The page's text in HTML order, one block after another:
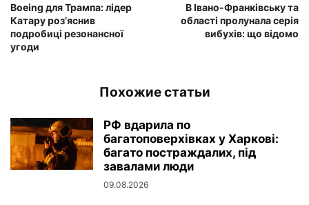
Boeing для Трампа: лідер
Катару роз’яснив
подробиці резонансної
угоди
В Івано-Франківську та
області пролунала серія
вибухів: що відомо
Похожие статьи
РФ вдарила по
багатоповерхівках у Харкові:
багато постраждалих, під
завалами люди
09.08.2026